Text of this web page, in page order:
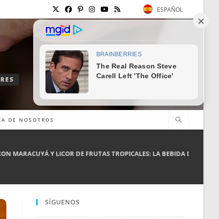
ESPAÑOL
DE NOSOTROS
MARACUYÁ Y LICOR DE FRUTAS TROPICALES: LA BEBIDA DE
SÍGUENOS